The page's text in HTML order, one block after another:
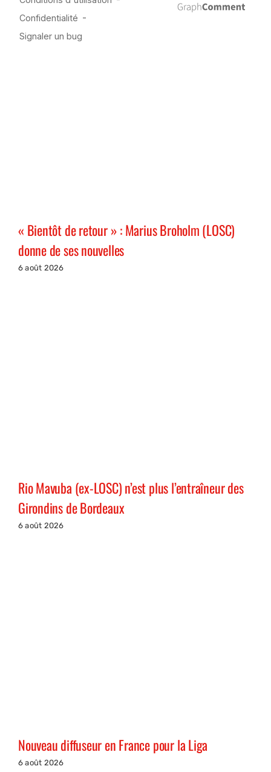
« Bientôt de retour » : Marius Broholm (LOSC)
donne de ses nouvelles
6 août 2026
Rio Mavuba (ex-LOSC) n’est plus l’entraîneur des
Girondins de Bordeaux
6 août 2026
Nouveau diffuseur en France pour la Liga
6 août 2026